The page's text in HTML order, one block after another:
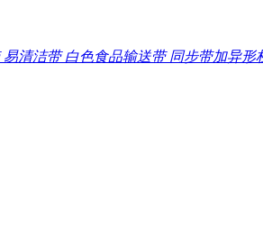
易清洁带 白色食品输送带 同步带加异形